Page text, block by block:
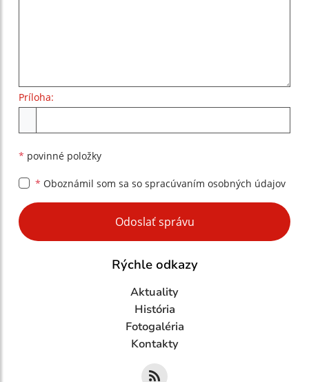
Príloha:
* povinné položky
* Oboznámil som sa so spracúvaním osobných údajov
Google reCaptcha Response
Odoslať správu
Rýchle odkazy
Aktuality
História
Fotogaléria
Kontakty